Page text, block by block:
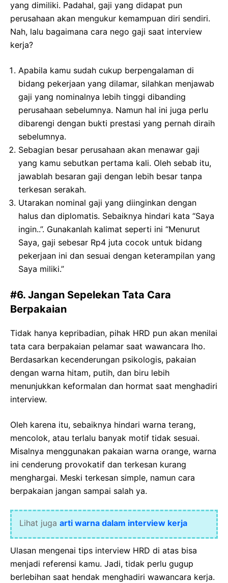
yang dimiliki. Padahal, gaji yang didapat pun
perusahaan akan mengukur kemampuan diri sendiri.
Nah, lalu bagaimana cara nego gaji saat interview
kerja?
Apabila kamu sudah cukup berpengalaman di
bidang pekerjaan yang dilamar, silahkan menjawab
gaji yang nominalnya lebih tinggi dibanding
perusahaan sebelumnya. Namun hal ini juga perlu
dibarengi dengan bukti prestasi yang pernah diraih
sebelumnya.
Sebagian besar perusahaan akan menawar gaji
yang kamu sebutkan pertama kali. Oleh sebab itu,
jawablah besaran gaji dengan lebih besar tanpa
terkesan serakah.
Utarakan nominal gaji yang diinginkan dengan
halus dan diplomatis. Sebaiknya hindari kata “Saya
ingin..”. Gunakanlah kalimat seperti ini “Menurut
Saya, gaji sebesar Rp4 juta cocok untuk bidang
pekerjaan ini dan sesuai dengan keterampilan yang
Saya miliki.”
#6. Jangan Sepelekan Tata Cara
Berpakaian
Tidak hanya kepribadian, pihak HRD pun akan menilai
tata cara berpakaian pelamar saat wawancara lho.
Berdasarkan kecenderungan psikologis, pakaian
dengan warna hitam, putih, dan biru lebih
menunjukkan keformalan dan hormat saat menghadiri
interview.
Oleh karena itu, sebaiknya hindari warna terang,
mencolok, atau terlalu banyak motif tidak sesuai.
Misalnya menggunakan pakaian warna orange, warna
ini cenderung provokatif dan terkesan kurang
menghargai. Meski terkesan simple, namun cara
berpakaian jangan sampai salah ya.
Lihat juga arti warna dalam interview kerja
Ulasan mengenai tips interview HRD di atas bisa
menjadi referensi kamu. Jadi, tidak perlu gugup
berlebihan saat hendak menghadiri wawancara kerja.